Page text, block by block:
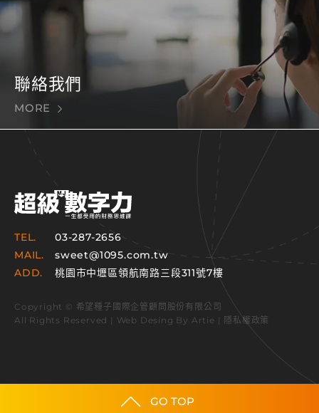
聯絡我們
MORE
TEL.
03-287-2656
MAIL.
sweet@1095.com.tw
ADD.
桃園市中壢區領航南路三段311號7樓
Copyright © 希望種子國際企管顧問股份有限公司
All Rights Reserved | Web Desing By Artie | 隱私權政策
GO TOP